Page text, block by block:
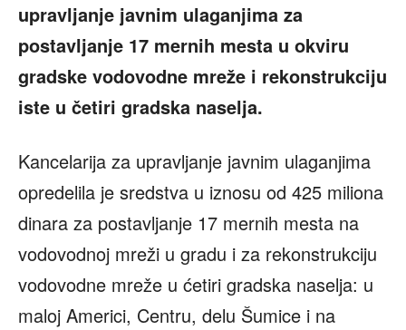
upravljanje javnim ulaganjima za
postavljanje 17 mernih mesta u okviru
gradske vodovodne mreže i rekonstrukciju
iste u četiri gradska naselja.
Kancelarija za upravljanje javnim ulaganjima
opredelila je sredstva u iznosu od 425 miliona
dinara za postavljanje 17 mernih mesta na
vodovodnoj mreži u gradu i za rekonstrukciju
vodovodne mreže u ćetiri gradska naselja: u
maloj Americi, Centru, delu Šumice i na